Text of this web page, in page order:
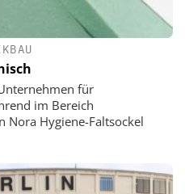
für
im Bereich
Nora Hygiene-Faltsockel